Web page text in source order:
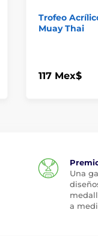
Trofeo
Muay Thai
117 Mex$
Una
a